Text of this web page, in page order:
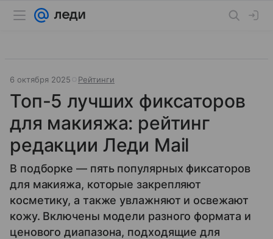
6 октября 2025 Рейтинги
Топ-5 лучших фиксаторов
для макияжа: рейтинг
редакции Леди Mail
В подборке — пять популярных фиксаторов
для макияжа, которые закрепляют
косметику, а также увлажняют и освежают
кожу. Включены модели разного формата и
ценового диапазона, подходящие для